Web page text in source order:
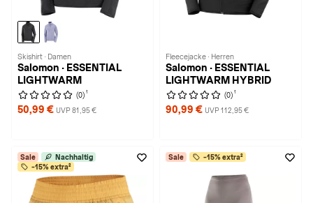
Skishirt · Damen
Salomon · ESSENTIAL
LIGHTWARM
(0) 1
50,99 € UVP 81,95 €
Fleecejacke · Herren
Salomon · ESSENTIAL
LIGHTWARM HYBRID
(0) 1
90,99 € UVP 112,95 €
Sale
Nachhaltig
-15% extra²
Sale -15% extra²